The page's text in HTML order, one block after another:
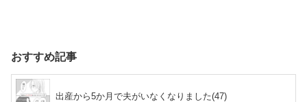
おすすめ記事
出産から5か月で夫がいなくなりました(47)